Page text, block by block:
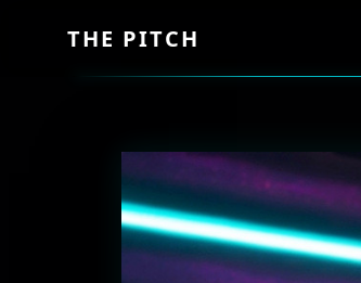
THE PITCH